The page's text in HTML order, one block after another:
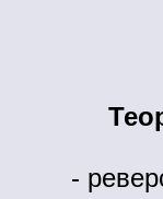
-